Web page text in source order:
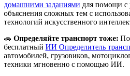
домашними заданиями для помощи с
объяснения сложных тем с
технологий искусственного
🚗 Определяйте транспорт тоже:
бесплатный ИИ Определитель
автомобилей, грузовиков,
техники мгновенно с помощью ИИ.